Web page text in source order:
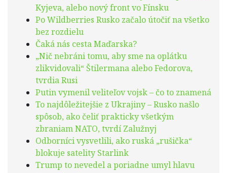
Kyjeva, alebo nový front vo Fínsku
Po Wildberries Rusko začalo útočiť na všetko
bez rozdielu
Čaká nás cesta Maďarska?
„Nič nebráni tomu, aby sme na oplátku
zlikvidovali“ Štilermana alebo Fedorova,
tvrdia Rusi
Putin vymenil veliteľov vojsk – čo to znamená
To najdôležitejšie z Ukrajiny – Rusko našlo
spôsob, ako čeliť prakticky všetkým
zbraniam NATO, tvrdí Zalužnyj
Odborníci vysvetlili, ako ruská „rušička“
blokuje satelity Starlink
Trump to nevedel a poriadne umyl hlavu